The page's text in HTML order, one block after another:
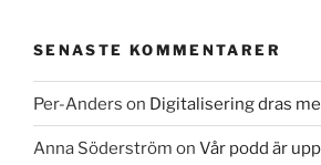
SENASTE KOMMENTARER
Per-Anders on Digitalisering dras
Anna Söderström on Vår podd är